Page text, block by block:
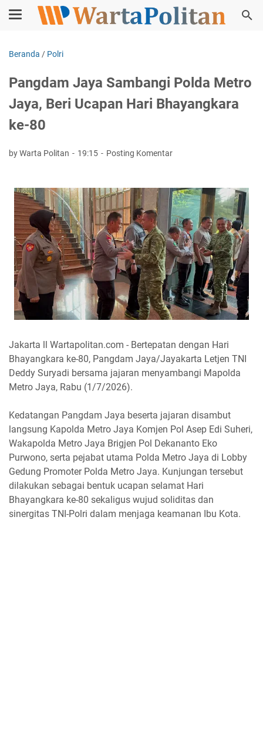
Beranda / Polri
Pangdam Jaya Sambangi Polda Metro
Jaya, Beri Ucapan Hari Bhayangkara
ke-80
by Warta Politan 19:15 Posting Komentar
Jakarta ll Wartapolitan.com - Bertepatan dengan Hari
Bhayangkara ke-80, Pangdam Jaya/Jayakarta Letjen TNI
Deddy Suryadi bersama jajaran menyambangi Mapolda
Metro Jaya, Rabu (1/7/2026).
Kedatangan Pangdam Jaya beserta jajaran disambut
langsung Kapolda Metro Jaya Komjen Pol Asep Edi Suheri,
Wakapolda Metro Jaya Brigjen Pol Dekananto Eko
Purwono, serta pejabat utama Polda Metro Jaya di Lobby
Gedung Promoter Polda Metro Jaya. Kunjungan tersebut
dilakukan sebagai bentuk ucapan selamat Hari
Bhayangkara ke-80 sekaligus wujud soliditas dan
sinergitas TNI-Polri dalam menjaga keamanan Ibu Kota.